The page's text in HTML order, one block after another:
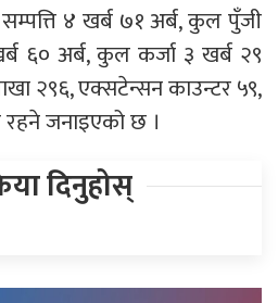
४ खर्ब ७१ अर्ब, कुल पुँजी
६० अर्ब, कुल कर्जा ३ खर्ब २९
२९६, एक्सटेन्सन काउन्टर ५९,
जनाइएको छ ।
दिनुहोस्